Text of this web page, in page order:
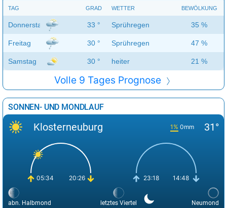
TAG GRAD WETTER BEWÖLKUNG
Donnerstag 33 ° Sprühregen 35 %
Freitag 30 ° Sprühregen 47 %
Samstag 30 ° heiter 21 %
Volle 9 Tages Prognose
SONNEN- UND MONDLAUF
Klosterneuburg 1% 0mm 31°
05:34 20:26 23:18 14:48
abn. Halbmond
letztes Viertel
Neumond